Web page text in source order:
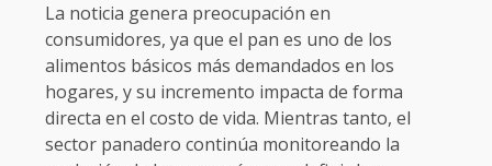
La noticia genera preocupación en
consumidores, ya que el pan es uno de los
alimentos básicos más demandados en los
hogares, y su incremento impacta de forma
directa en el costo de vida. Mientras tanto, el
sector panadero continúa monitoreando la